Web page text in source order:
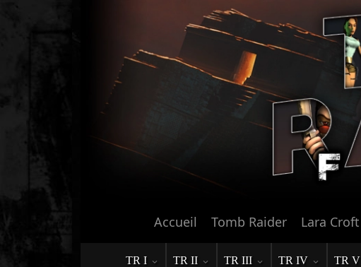
Accueil Tomb Raider Lara Croft
TR I TR II TR III TR IV TR V